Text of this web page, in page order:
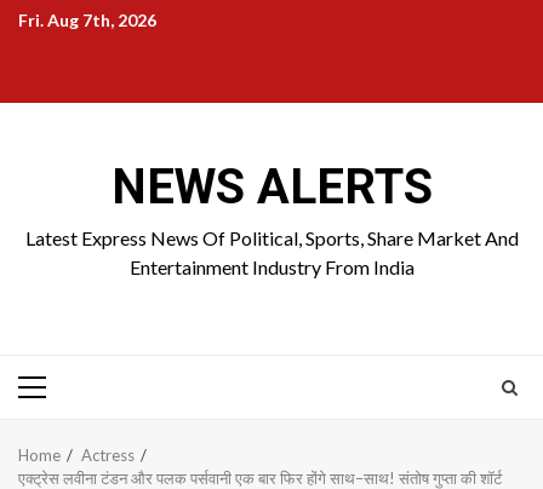
SkipFri. Aug 7th, 2026
NEWS ALERTS
Latest Express News Of Political, Sports, Share Market And
Entertainment Industry From India
Primary
Home
Actress
एक्ट्रेस लवीना टंडन और पलक पर्सवानी एक बार फिर होंगे साथ–साथ! संतोष गुप्ता की शॉर्ट